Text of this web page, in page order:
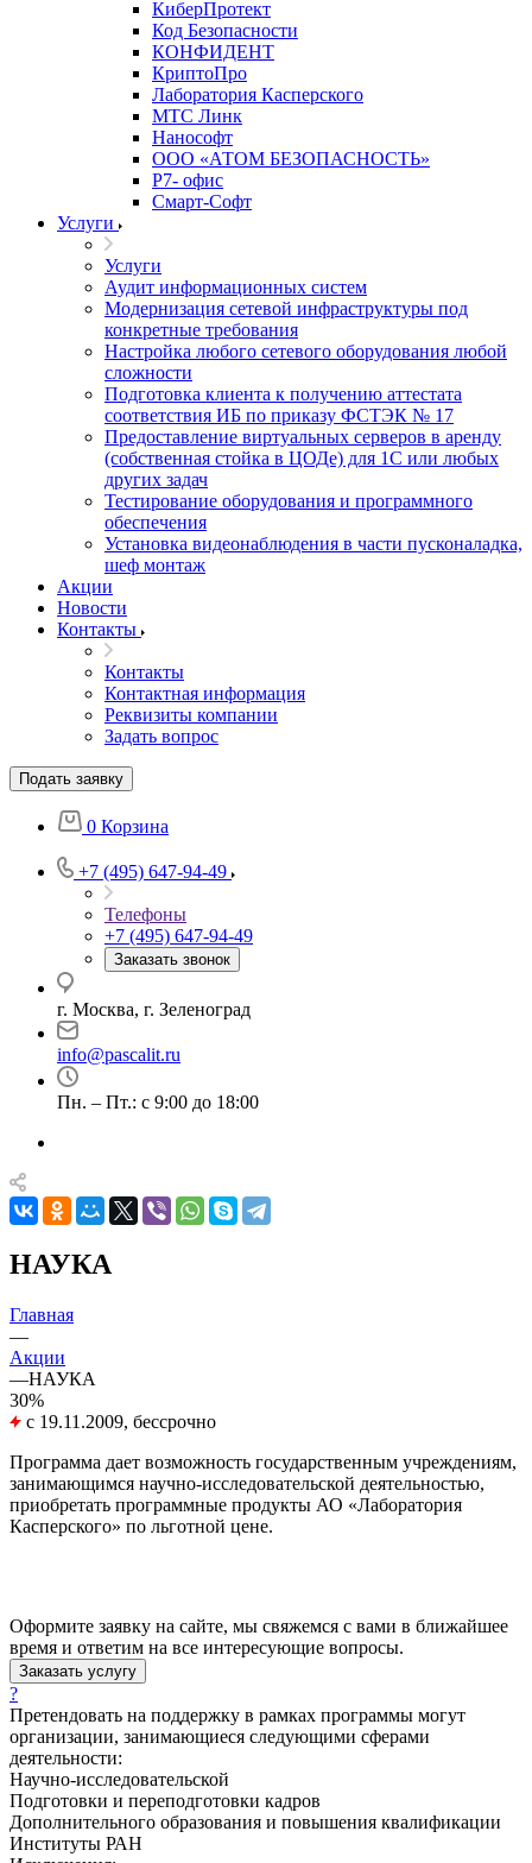
КиберПротект
Код Безопасности
КОНФИДЕНТ
КриптоПро
Лаборатория Касперского
МТС Линк
Нанософт
ООО «АТОМ БЕЗОПАСНОСТЬ»
Р7- офис
Смарт-Софт
Услуги
Услуги
Аудит информационных систем
Модернизация сетевой инфраструктуры под
конкретные требования
Настройка любого сетевого оборудования любой
сложности
Подготовка клиента к получению аттестата
соответствия ИБ по приказу ФСТЭК № 17
Предоставление виртуальных серверов в аренду
(собственная стойка в ЦОДе) для 1С или любых
других задач
Тестирование оборудования и программного
обеспечения
Установка видеонаблюдения в части пусконаладка,
шеф монтаж
Акции
Новости
Контакты
Контакты
Контактная информация
Реквизиты компании
Задать вопрос
Подать заявку
0 Корзина
+7 (495) 647-94-49
Телефоны
+7 (495) 647-94-49
Заказать звонок
г. Москва, г. Зеленоград
info@pascalit.ru
Пн. – Пт.: с 9:00 до 18:00
НАУКА
Главная
—
Акции
—НАУКА
30%
с 19.11.2009, бессрочно
Программа дает возможность государственным учреждениям,
занимающимся научно-исследовательской деятельностью,
приобретать программные продукты АО «Лаборатория
Касперского» по льготной цене.
Оформите заявку на сайте, мы свяжемся с вами в ближайшее
время и ответим на все интересующие вопросы.
Заказать услугу
?
Претендовать на поддержку в рамках программы могут
организации, занимающиеся следующими сферами
деятельности:
Научно-исследовательской
Подготовки и переподготовки кадров
Дополнительного образования и повышения квалификации
Институты РАН